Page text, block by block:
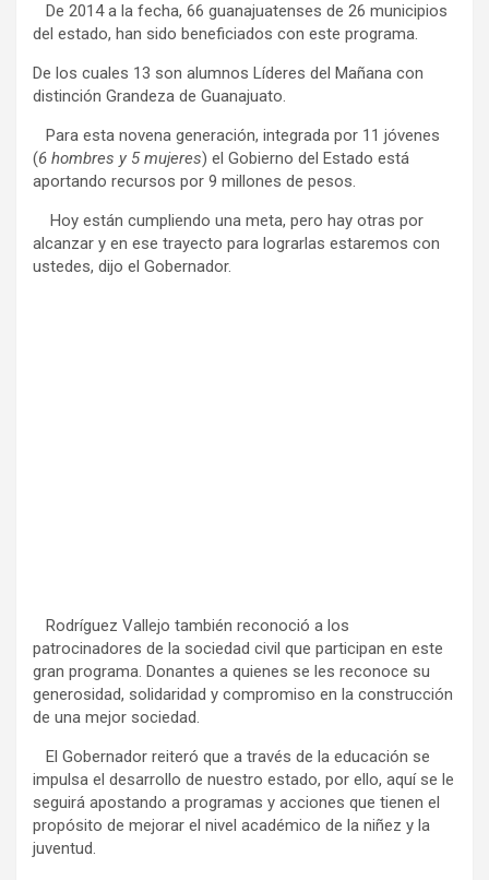
De 2014 a la fecha, 66 guanajuatenses de 26 municipios
del estado, han sido beneficiados con este programa.
De los cuales 13 son alumnos Líderes del Mañana con
distinción Grandeza de Guanajuato.
Para esta novena generación, integrada por 11 jóvenes
(6 hombres y 5 mujeres) el Gobierno del Estado está
aportando recursos por 9 millones de pesos.
Hoy están cumpliendo una meta, pero hay otras por
alcanzar y en ese trayecto para lograrlas estaremos con
ustedes, dijo el Gobernador.
Rodríguez Vallejo también reconoció a los
patrocinadores de la sociedad civil que participan en este
gran programa. Donantes a quienes se les reconoce su
generosidad, solidaridad y compromiso en la construcción
de una mejor sociedad.
El Gobernador reiteró que a través de la educación se
impulsa el desarrollo de nuestro estado, por ello, aquí se le
seguirá apostando a programas y acciones que tienen el
propósito de mejorar el nivel académico de la niñez y la
juventud.